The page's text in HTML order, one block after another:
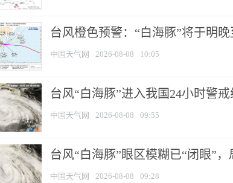
台风橙色预警：“白海豚”将于明
中国天气网 2026-08-08 10:05
台风“白海豚”进入我国24小时警
中国天气网 2026-08-08 09:55
台风“白海豚”眼区模糊已“闭眼”
中国天气网 2026-08-08 09:28